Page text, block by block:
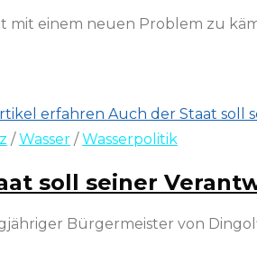
mit einem neuen Problem zu
/ Wasser / Wasserpolitik
soll seiner
Bürgermeister von